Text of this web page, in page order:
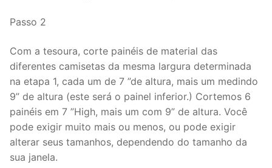
Passo 2
Com a tesoura, corte painéis de material das
diferentes camisetas da mesma largura determinada
na etapa 1, cada um de 7 ”de altura, mais um medindo
9” de altura (este será o painel inferior.) Cortemos 6
painéis em 7 ”High, mais um com 9” de altura. Você
pode exigir muito mais ou menos, ou pode exigir
alterar seus tamanhos, dependendo do tamanho da
sua janela.